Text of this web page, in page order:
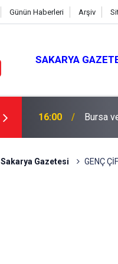
Günün Haberleri Arşiv
SAKARYA
16:00 Bursa
Sakarya Gazetesi GENÇ